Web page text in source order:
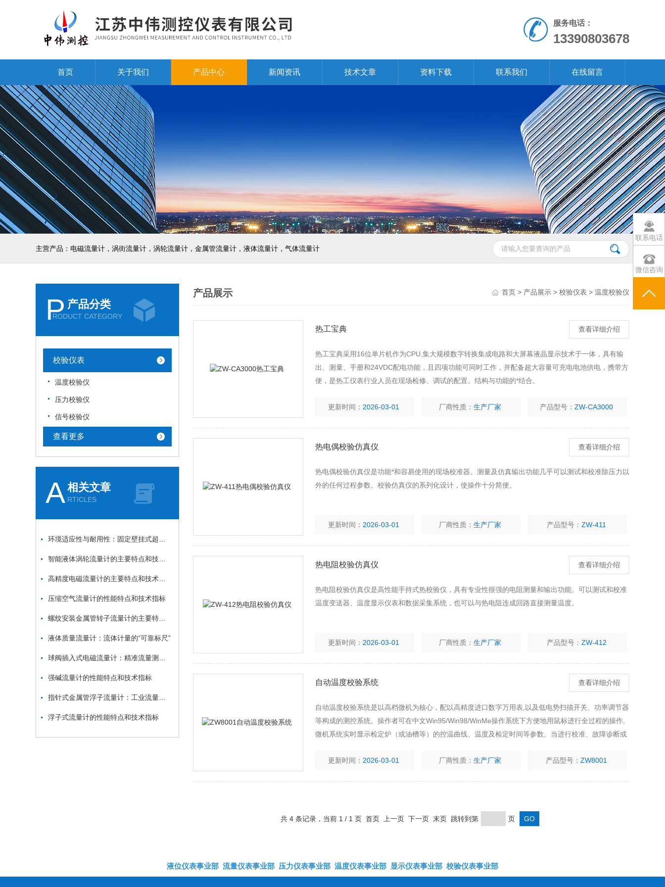
服务电话：
13390803678
首页 关于我们 产品中心 新闻资讯 技术文章 资料下载 联系我们 在线留言
主营产品：电磁流量计，涡街流量计，涡轮流量计，金属管流量计，液体流量计，气体流量计
P 产品分类
RODUCT CATEGORY
校验仪表
温度校验仪
压力校验仪
信号校验仪
查看更多
A相关文章
RTICLES
压缩空气流量计的性能特点和技术指标
液体质量流量计：流体计量的“可靠标尺”
强碱流量计的性能特点和技术指标
浮子式流量计的性能特点和技术指标
产品展示 首页 > 产品展示 > 校验仪表 > 温度校验仪
热工宝典 查看详细介绍
热工宝典采用16位单片机作为CPU,集大规模数字转换集成电路和大屏幕液晶显示技术于一体，具有输
出、测量、手册和24VDC配电功能，且四项功能可同时工作，并配备超大容量可充电电池供电，携带方
便，是热工仪表行业人员在现场检修、调试的配置。结构与功能的*结合。
更新时间： 2026-03-01 厂商性质：生产厂家 产品型号：ZW-CA3000
热电偶校验仿真仪 查看详细介绍
热电偶校验仿真仪是功能*和容易使用的现场校准器。测量及仿真输出功能几乎可以测试和校准除压力以
外的任何过程参数。校验仿真仪的系列化设计，使操作十分简便。
更新时间： 2026-03-01 厂商性质：生产厂家 产品型号：ZW-411
热电阻校验仿真仪 查看详细介绍
热电阻校验仿真仪是高性能手持式热校验仪，具有专业性很强的电阻测量和输出功能。可以测试和校准
温度变送器、温度显示仪表和数据采集系统，也可以与热电阻连成回路直接测量温度。
更新时间： 2026-03-01 厂商性质：生产厂家 产品型号： ZW-412
自动温度校验系统 查看详细介绍
自动温度校验系统是以高档微机为核心，配以高精度进口数字万用表,以及低电势扫描开关、功率调节器
等构成的测控系统。操作者可在中文Win95/Win98/WinMe操作系统下方便地用鼠标进行全过程的操作,
微机系统实时显示检定炉（或油槽等）的控温曲线、温度及检定时间等参数。当进行校准、故障诊断或
更新时间： 2026-03-01 厂商性质：生产厂家 产品型号：ZW8001
共 4 条记录，当前 1 / 1 页 首页 上一页 下一页 末页 跳转到第 页
液位仪表事业部 流量仪表事业部 压力仪表事业部 温度仪表事业部 显示仪表事业部 校验仪表事业部
联系电话
微信咨询